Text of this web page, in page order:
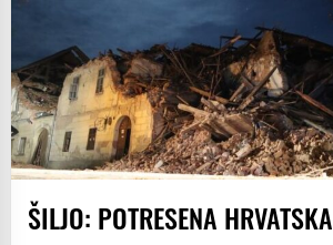
ŠILJO: POTRESENA HRVATSKA